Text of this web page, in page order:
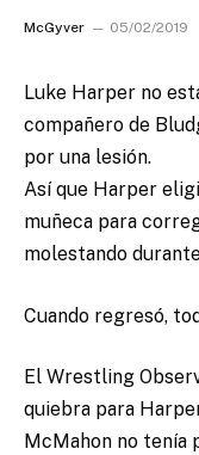
McGyver 05/02/2019
Luke Harper no
compañero de
por una lesión.
Así que Harper
muñeca para
molestando
Cuando regresó,
El Wrestling
quiebra para
McMahon no tenía